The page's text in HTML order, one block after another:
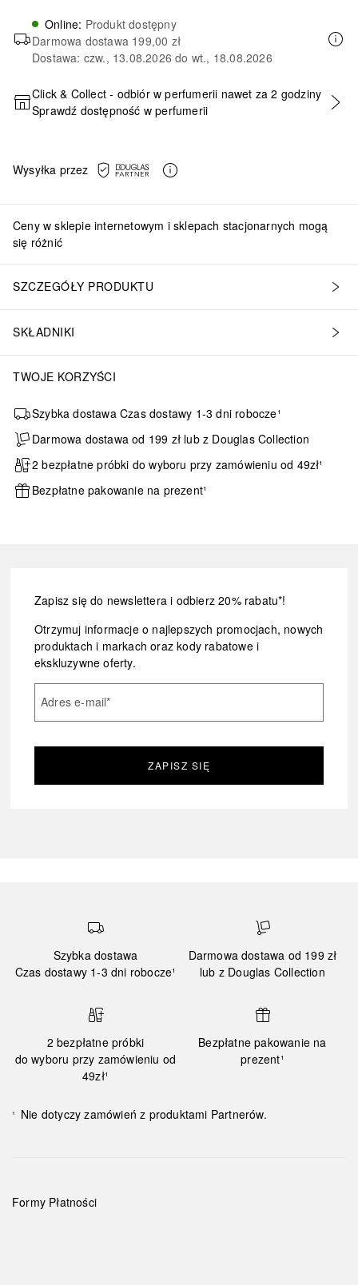
Online: Produkt dostępny
Darmowa dostawa 199,00 zł
Dostawa: czw., 13.08.2026 do wt., 18.08.2026
DODAJ DO KOSZYKA
Click & Collect - odbiór w perfumerii nawet za 2 godziny
Sprawdź dostępność w perfumerii
Wysyłka przez
Ceny w sklepie internetowym i sklepach stacjonarnych mogą
się różnić
SZCZEGÓŁY PRODUKTU
SKŁADNIKI
TWOJE KORZYŚCI
Szybka dostawa Czas dostawy 1-3 dni robocze¹
Darmowa dostawa od 199 zł lub z Douglas Collection
2 bezpłatne próbki do wyboru przy zamówieniu od 49zł¹
Bezpłatne pakowanie na prezent¹
Zapisz się do newslettera i odbierz 20% rabatu*!
Otrzymuj informacje o najlepszych promocjach, nowych
produktach i markach oraz kody rabatowe i
ekskluzywne oferty.
Adres e-mail*
ZAPISZ SIĘ
Szybka dostawa
Czas dostawy 1-3 dni robocze¹
Darmowa dostawa od 199 zł
lub z Douglas Collection
2 bezpłatne próbki
do wyboru przy zamówieniu od
49zł¹
Bezpłatne pakowanie na
prezent¹
¹ Nie dotyczy zamówień z produktami Partnerów.
Formy Płatności